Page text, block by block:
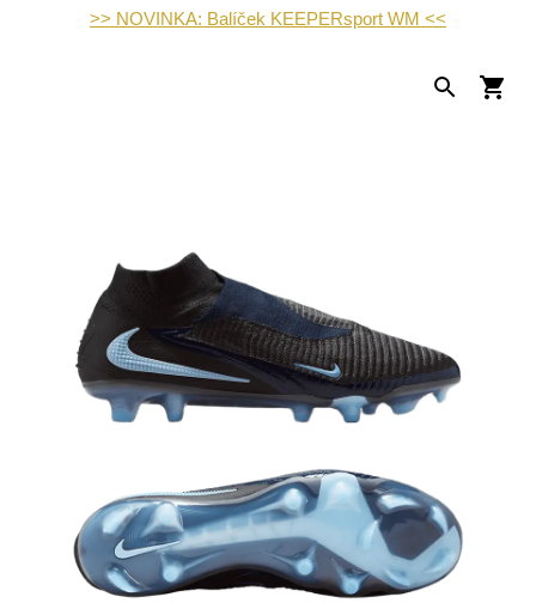
>> NOVINKA: Balíček KEEPERsport WM <<